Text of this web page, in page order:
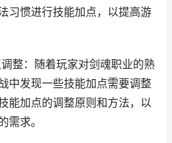
习惯进行技能加点，以提高游
整：随着玩家对剑魂职业的熟
中发现一些技能加点需要调整
能加点的调整原则和方法，以
需求。